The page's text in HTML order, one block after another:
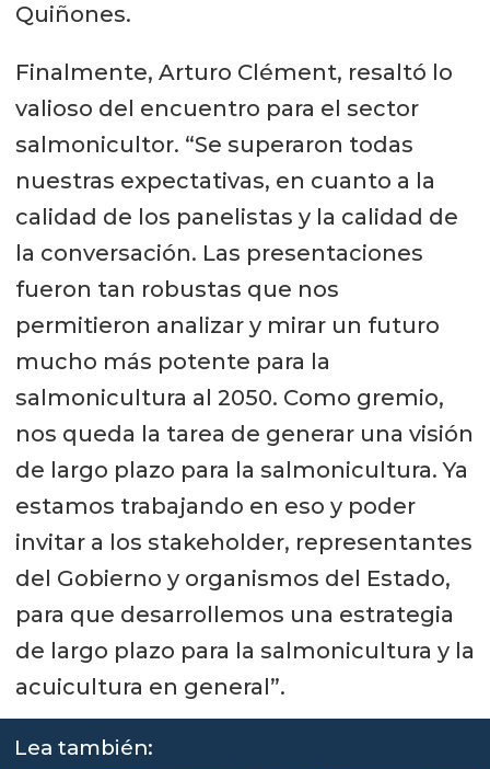
Quiñones.
Finalmente, Arturo Clément, resaltó lo
valioso del encuentro para el sector
salmonicultor. “Se superaron todas
nuestras expectativas, en cuanto a la
calidad de los panelistas y la calidad de
la conversación. Las presentaciones
fueron tan robustas que nos
permitieron analizar y mirar un futuro
mucho más potente para la
salmonicultura al 2050. Como gremio,
nos queda la tarea de generar una visión
de largo plazo para la salmonicultura. Ya
estamos trabajando en eso y poder
invitar a los stakeholder, representantes
del Gobierno y organismos del Estado,
para que desarrollemos una estrategia
de largo plazo para la salmonicultura y la
acuicultura en general”.
Lea también: